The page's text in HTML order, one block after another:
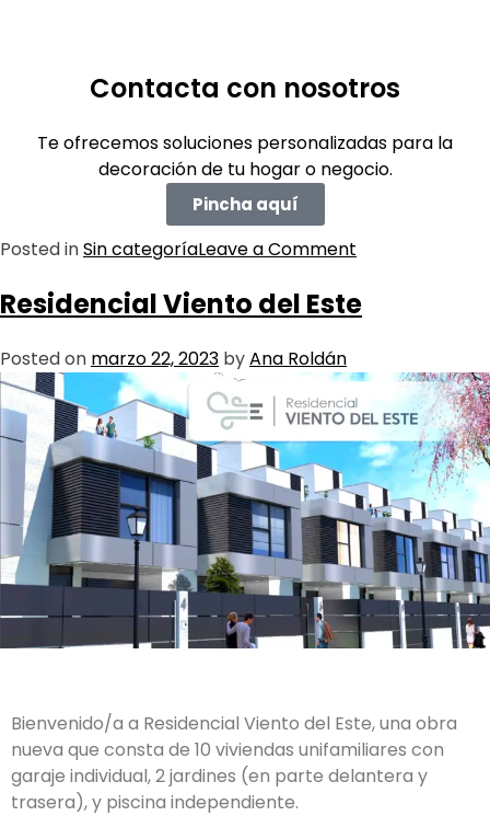
Contacta con nosotros
Te ofrecemos soluciones personalizadas para la
decoración de tu hogar o negocio.
Pincha aquí
Posted inSin categoríaLeave a Comment
Residencial Viento del Este
Posted on marzo 22, 2023 byAna Roldán
Bienvenido/a a Residencial Viento del Este, una obra
nueva que consta de 10 viviendas unifamiliares con
garaje individual, 2 jardines (en parte delantera y
trasera), y piscina independiente.